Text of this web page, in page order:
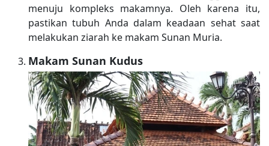
menuju kompleks makamnya. Oleh karena itu,
pastikan tubuh Anda dalam keadaan sehat saat
melakukan ziarah ke makam Sunan Muria.
Makam Sunan Kudus